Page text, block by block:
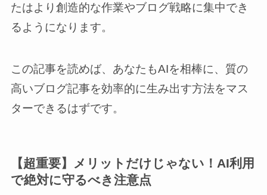
たはより創造的な作業やブログ戦略に集中でき
るようになります。
この記事を読めば、あなたもAIを相棒に、質の
高いブログ記事を効率的に生み出す方法をマス
ターできるはずです。
【超重要】メリットだけじゃない！AI利用
で絶対に守るべき注意点